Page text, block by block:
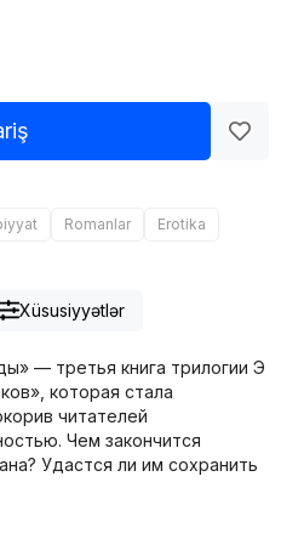
Romanlar Erotika
Xüsusiyyətlər
— третья книга трилогии Э
которая стала
читателей
Чем закончится
Удастся ли им сохранить